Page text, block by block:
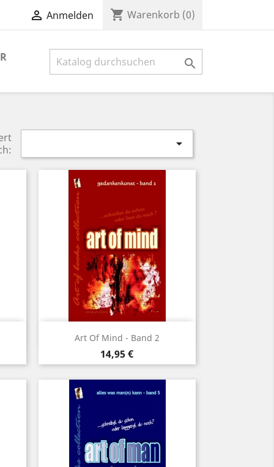
 Anmelden shopping_cart Warenkorb (0)


Art Of Mind - Band 2
Preis
14,95 €
Vorschau